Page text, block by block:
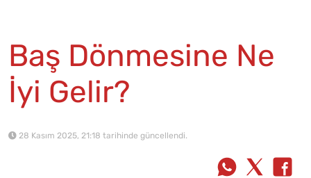
Baş Dönmesine Ne
İyi Gelir?
28 Kasım 2025, 21:18 tarihinde güncellendi.